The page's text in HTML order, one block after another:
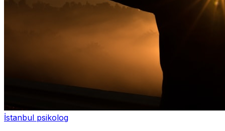
İstanbul psikolog